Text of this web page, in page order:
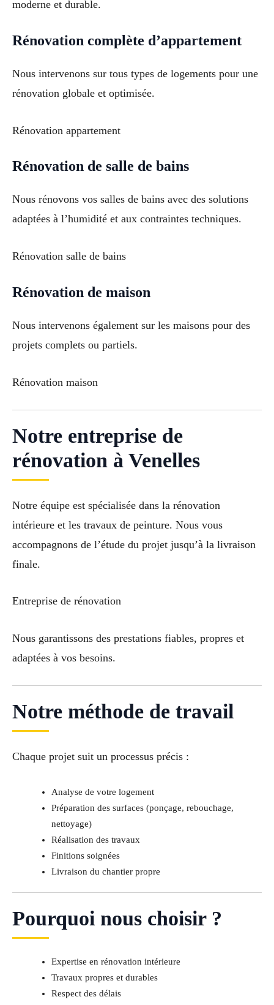
moderne et durable.
Rénovation complète d’appartement
Nous intervenons sur tous types de logements pour une
rénovation globale et optimisée.
Rénovation appartement
Rénovation de salle de bains
Nous rénovons vos salles de bains avec des solutions
adaptées à l’humidité et aux contraintes techniques.
Rénovation salle de bains
Rénovation de maison
Nous intervenons également sur les maisons pour des
projets complets ou partiels.
Rénovation maison
Notre entreprise de
rénovation à Venelles
Notre équipe est spécialisée dans la rénovation
intérieure et les travaux de peinture. Nous vous
accompagnons de l’étude du projet jusqu’à la livraison
finale.
Entreprise de rénovation
Nous garantissons des prestations fiables, propres et
adaptées à vos besoins.
Notre méthode de travail
Chaque projet suit un processus précis :
Analyse de votre logement
Préparation des surfaces (ponçage, rebouchage,
nettoyage)
Réalisation des travaux
Finitions soignées
Livraison du chantier propre
Pourquoi nous choisir ?
Expertise en rénovation intérieure
Travaux propres et durables
Respect des délais